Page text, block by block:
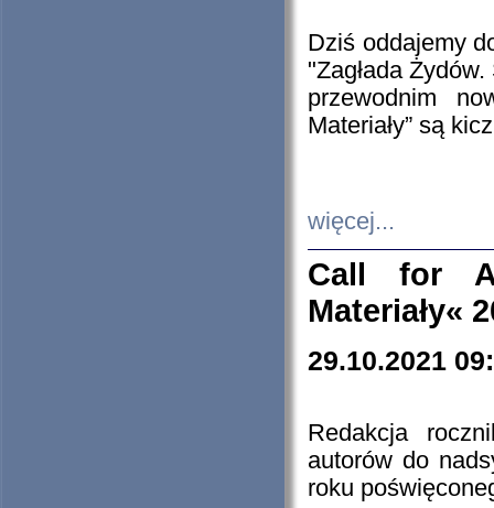
Dziś oddajemy
"Zagłada
przewodnim
Materiały” są
więcej...
Call for
Materiały«
29.10.2021
Redakcja
autorów do
roku